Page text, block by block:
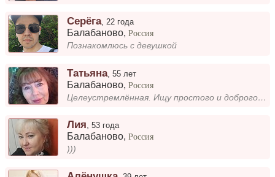
Серёга, 22 года
Балабаново,Россия
Познакомлюсь с девушкой
Татьяна,55 лет
Балабаново,Россия
Целеустремлённая. Ищу простого и доброго мужчину для совместной жизни(в доме), который захочет иметь семью.
Лия ,53 года
Балабаново,Россия
)))